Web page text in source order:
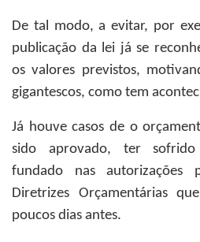
De tal modo, a evitar, por
publicação da lei já se
os valores previstos,
gigantescos, como tem
Já houve casos de o
sido aprovado, ter
fundado nas autorizações
Diretrizes Orçamentárias
poucos dias antes.